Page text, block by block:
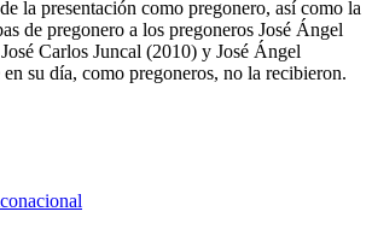
la presentación como pregonero, así como la
de pregonero a los pregoneros José Ángel
Carlos Juncal (2010) y José Ángel
su día, como pregoneros, no la recibieron.